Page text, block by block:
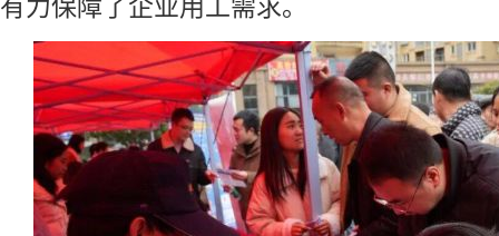
有力保障了企业用工需求。